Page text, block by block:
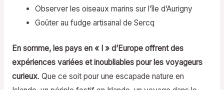
Observer les oiseaux marins sur l’île d’Aurigny
Goûter au fudge artisanal de Sercq
En somme, les pays en « I » d’Europe offrent des
expériences variées et inoubliables pour les voyageurs
curieux. Que ce soit pour une escapade nature en